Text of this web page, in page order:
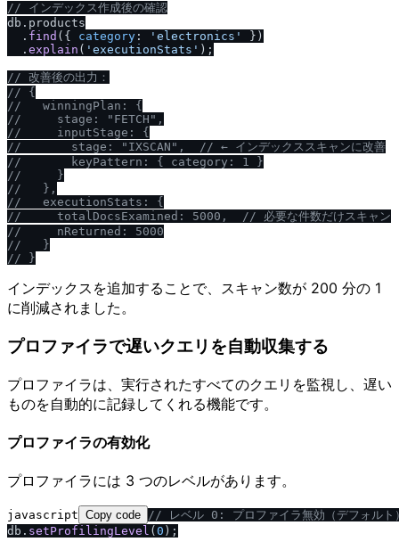
// インデックス作成後の確認
db. products
  .
find ({ category : 'electronics'
})
  .
explain ( 'executionStats' );
// 改善後の出力：
// {
//
   winningPlan: {
//
     stage: "FETCH",
//
     inputStage: {
//
       stage: "IXSCAN",
// ← インデックススキャンに改善
//
       keyPattern: { category: 1 }
//
     }
//
   },
//
   executionStats: {
//
     totalDocsExamined: 5000,
// 必要な件数だけスキャン
//
     nReturned: 5000
//
   }
// }
インデックスを追加することで、スキャン数が 200 分の 1
に削減されました。
プロファイラで遅いクエリを自動収集する
プロファイラは、実行されたすべてのクエリを監視し、遅い
ものを自動的に記録してくれる機能です。
プロファイラの有効化
プロファイラには 3 つのレベルがあります。
javascript Copy code // レベル 0: プロファイラ無効（デフォルト
db. setProfilingLevel ( 0 );